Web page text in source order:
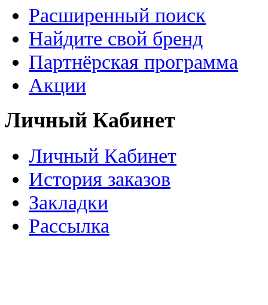
Расширенный поиск
Найдите свой бренд
Партнёрская программа
Акции
Личный Кабинет
Личный Кабинет
История заказов
Закладки
Рассылка